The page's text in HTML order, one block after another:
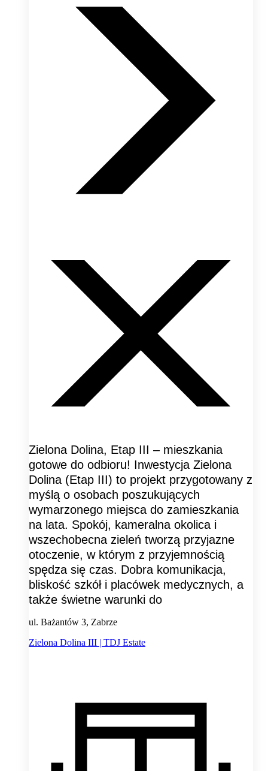
Zielona Dolina, Etap III – mieszkania
gotowe do odbioru! Inwestycja Zielona
Dolina (Etap III) to projekt przygotowany z
myślą o osobach poszukujących
wymarzonego miejsca do zamieszkania
na lata. Spokój, kameralna okolica i
wszechobecna zieleń tworzą przyjazne
otoczenie, w którym z przyjemnością
spędza się czas. Dobra komunikacja,
bliskość szkół i placówek medycznych, a
także świetne warunki do
ul. Bażantów 3, Zabrze
Zielona Dolina III | TDJ Estate